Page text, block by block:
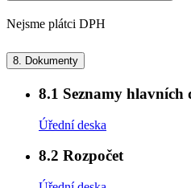
Nejsme plátci DPH
8. Dokumenty
8.1 Seznamy hlavních
Úřední deska
8.2 Rozpočet